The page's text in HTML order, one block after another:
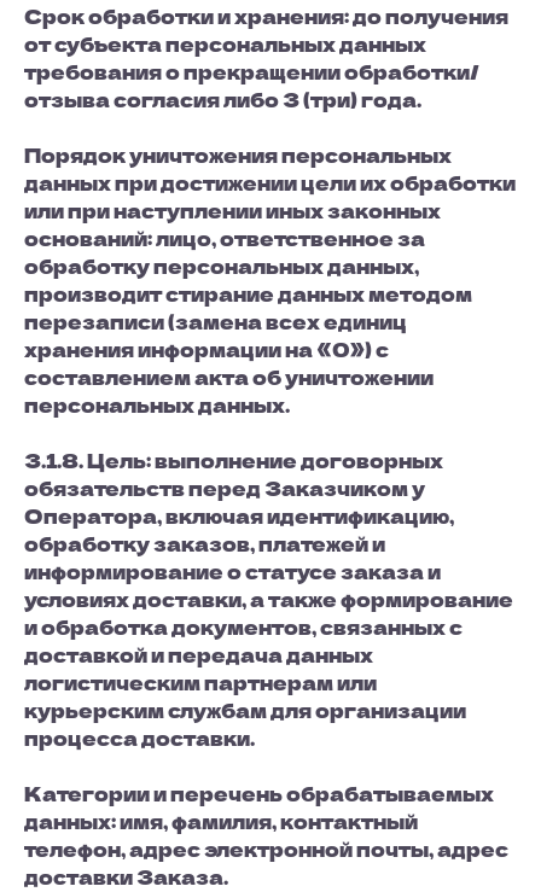
Срок обработки и хранения: до получения
от субъекта персональных данных
требования о прекращении обработки/
отзыва согласия либо 3 (три) года.
Порядок уничтожения персональных
данных при достижении цели их обработки
или при наступлении иных законных
оснований: лицо, ответственное за
обработку персональных данных,
производит стирание данных методом
перезаписи (замена всех единиц
хранения информации на «0») с
составлением акта об уничтожении
персональных данных.
3.1.8. Цель: выполнение договорных
обязательств перед Заказчиком у
Оператора, включая идентификацию,
обработку заказов, платежей и
информирование о статусе заказа и
условиях доставки, а также формирование
и обработка документов, связанных с
доставкой и передача данных
логистическим партнерам или
курьерским службам для организации
процесса доставки.
Категории и перечень обрабатываемых
данных: имя, фамилия, контактный
телефон, адрес электронной почты, адрес
доставки Заказа.